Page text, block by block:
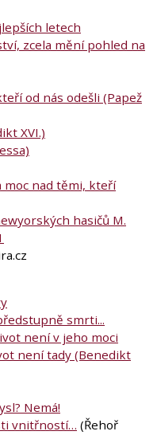
letech
zcela mění pohled na
od nás odešli (Papež
XVI.)
moc nad těmi, kteří
hasičů M.
smrti...
není v jeho moci
není tady (Benedikt
Nemá!
vnitřností… (Řehoř